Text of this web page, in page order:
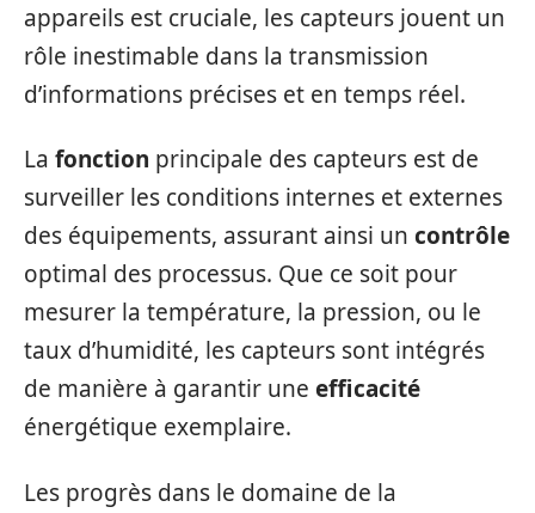
appareils est cruciale, les capteurs jouent un
rôle inestimable dans la transmission
d’informations précises et en temps réel.
La fonction principale des capteurs est de
surveiller les conditions internes et externes
des équipements, assurant ainsi un contrôle
optimal des processus. Que ce soit pour
mesurer la température, la pression, ou le
taux d’humidité, les capteurs sont intégrés
de manière à garantir une efficacité
énergétique exemplaire.
Les progrès dans le domaine de la